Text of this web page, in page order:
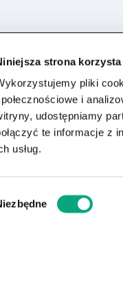
strona
pliki
i
udostępniamy
te informacje z
usług.
Dystrybucji E-
i
segmencie biznesu
lub